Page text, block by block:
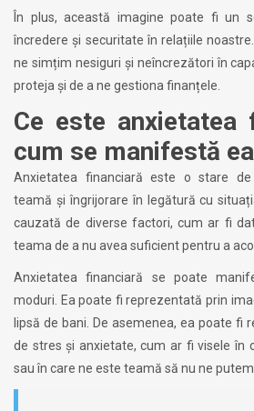
În plus, această imagine poate fi un
încredere și securitate în relațiile
ne simțim nesiguri și neîncrezători în
proteja și de a ne gestiona finanțele.
Ce este anxietatea
cum se manifestă
Anxietatea financiară este o stare
teamă și îngrijorare în legătură cu
cauzată de diverse factori, cum ar fi
teama de a nu avea suficient pentru a
Anxietatea financiară se poate
moduri. Ea poate fi reprezentată prin
lipsă de bani. De asemenea, ea poate fi
de stres și anxietate, cum ar fi visele în
sau în care ne este teamă să nu ne